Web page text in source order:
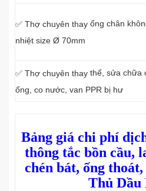
✅ Thợ chuyên thay ống chân
nhiệt size Ø 70mm
✅ Thợ chuyên thay thế, sửa chữa
ống, co nước, van PPR bị hư
Bảng giá chi phí
thông tắc bồn cầu,
chén bát, ống
Thủ Dầu